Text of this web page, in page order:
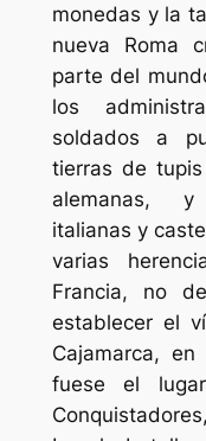
monedas y la
nueva Roma
parte del
los
soldados a
tierras de
alemanas, y
italianas y
varias
Francia, no
establecer el
Cajamarca,
fuese el